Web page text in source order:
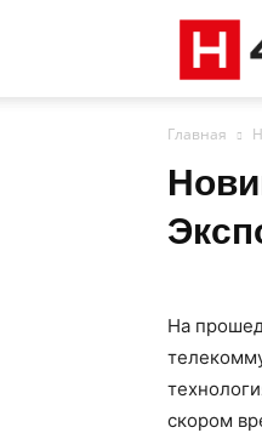
Главная
На
скором